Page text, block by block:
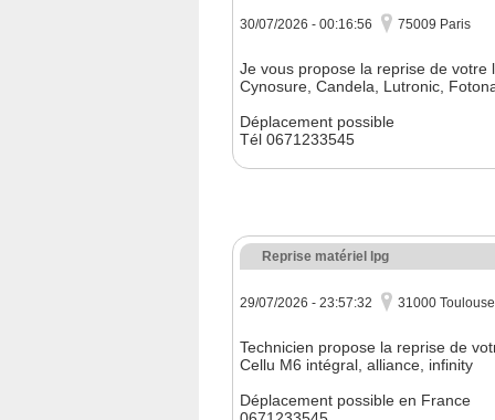
30/07/2026 - 00:16:56 75009 Paris
Je vous propose la reprise de votre
Cynosure, Candela, Lutronic,
Déplacement possible
Tél 0671233545
Reprise matériel lpg
29/07/2026 - 23:57:32 31000 Toulouse
Technicien propose la reprise de
Cellu M6 intégral, alliance, infinity
Déplacement possible en France